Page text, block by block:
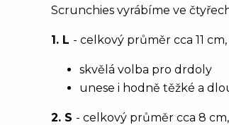
Scrunchies vyrábíme ve
1. L - celkový průměr cca 11
skvělá volba pro drdoly
unese i hodně těžké a
2. S - celkový průměr cca 8